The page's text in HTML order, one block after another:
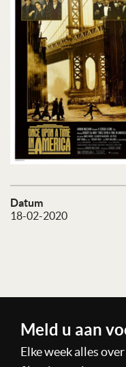
Datum
18-02-2020
Meld u aan
Elke week alles